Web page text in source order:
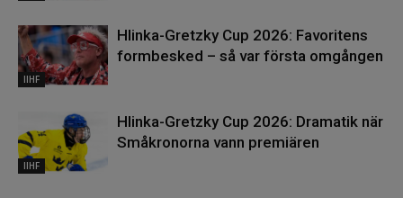
IIHF
Hlinka-Gretzky Cup 2026: Favoritens
formbesked – så var första omgången
IIHF
Hlinka-Gretzky Cup 2026: Dramatik när
Småkronorna vann premiären